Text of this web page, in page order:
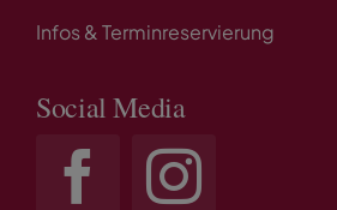
Infos & Terminreservierung
Social Media